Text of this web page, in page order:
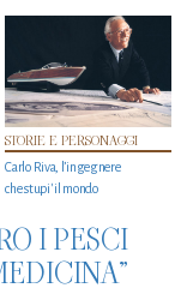
STORIE E PERSONAGGI
Carlo Riva, l’ingegnere
che stupi' il mondo
I PESCI